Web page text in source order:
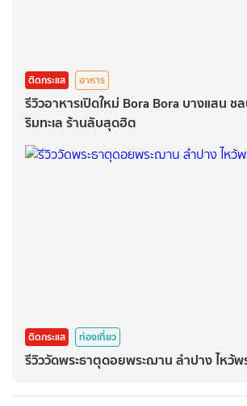
ติดกระแส อาหาร
รีวิวอาหารเปิดใหม่ Bora Bora บางแสน ช
ริมทะเล ร้านลับสุดฮิต
ติดกระแส ท่องเที่ยว
รีวิววัดพระธาตุดอยพระฌาน ลำปาง ไหว้